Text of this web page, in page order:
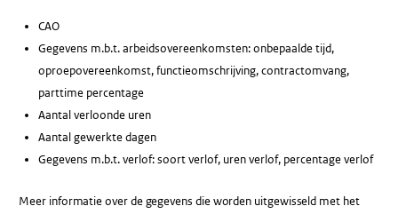
CAO
Gegevens m.b.t. arbeidsovereenkomsten: onbepaalde tijd,
oproepovereenkomst, functieomschrijving, contractomvang,
parttime percentage
Aantal verloonde uren
Aantal gewerkte dagen
Gegevens m.b.t. verlof: soort verlof, uren verlof, percentage verlof
Meer informatie over de gegevens die worden uitgewisseld met het